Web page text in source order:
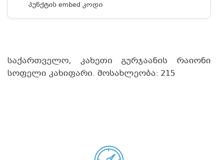
პუნქტის embed კოდი
საქართველო, კახეთი გურჯაანის რაიონი
სოფელი კახიფარი. მოსახლეობა: 215